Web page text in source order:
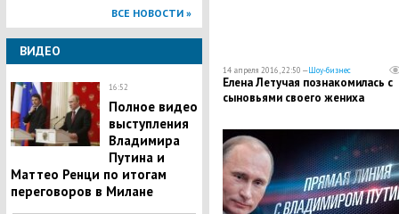
ВСЕ НОВОСТИ »
ВИДЕО
16:52
Полное видео
выступления
Владимира
Путина и
Маттео Ренци по итогам
переговоров в Милане
14 апреля 2016, 22:50 —Шоу-бизнес
Елена Летучая познакомилась с
сыновьями своего жениха